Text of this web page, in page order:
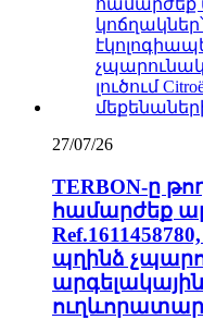
27/07/26
TERBON-ը
համարժեք
պղինձ
արգելակային